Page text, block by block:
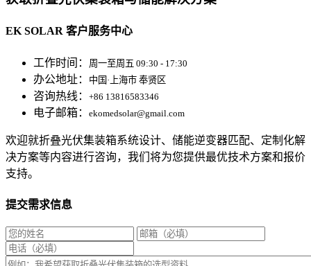
EK SOLAR 客户服务中心
工作时间： 周一至周五 09:30 - 17:30
办公地址： 中国·上海市 奉贤区
咨询热线： +86 13816583346
电子邮箱： ekomedsolar@gmail.com
欢迎就折叠光伏集装箱系统设计、储能逆变器匹配、定制化解
决方案等内容进行咨询，我们将为您提供最优技术方案和报价
支持。
提交需求信息